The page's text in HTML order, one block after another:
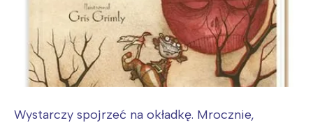
Wystarczy spojrzeć na okładkę. Mrocznie,